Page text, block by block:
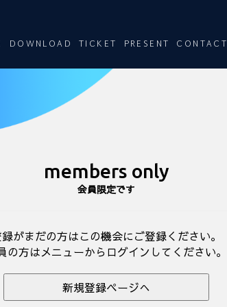
DOWNLOAD TICKET PRESENT CONTACT
members only
会員限定です
がまだの方はこの機会にご登録ください。
の方はメニューからログインしてください。
新規登録ページへ